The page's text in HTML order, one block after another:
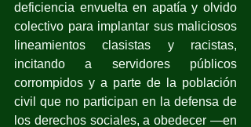
deficiencia envuelta en apatía y olvido
colectivo para implantar sus maliciosos
lineamientos clasistas y racistas,
incitando a servidores públicos
corrompidos y a parte de la población
civil que no participan en la defensa de
los derechos sociales, a obedecer —en